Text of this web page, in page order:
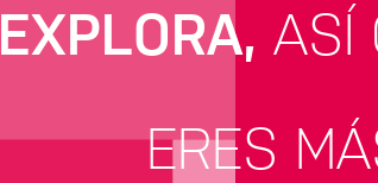
EXPLORA, ASÍ
ERES